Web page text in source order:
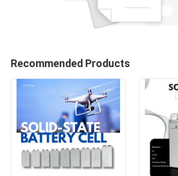
Recommended Products